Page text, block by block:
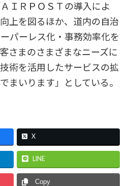
ＩＲＰＯＳＴの導入によ
上を図るほか、道内の自治
パーレス化・事務効率化を
さまのさまざまなニーズに
術を活用したサービスの拡
まいります」としている。
X
LINE
Copy